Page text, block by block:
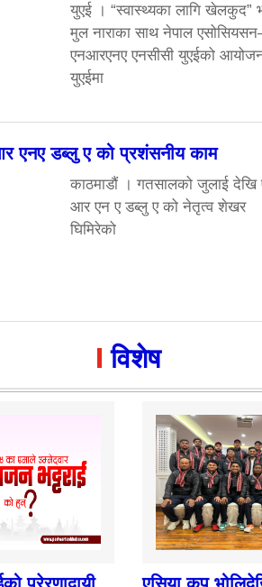
युएई । “स्वास्थ्यका लागि खेलकुद”
मुल नाराका साथ नेपाल
एनआरएनए एनसीसी युएईको
युएईमा
एनए डब्लु ए को प्रशंसनीय काम
काठमाडौं । गतसालको जुलाई देखि
आर एन ए डब्लु ए को नेतृत्व शेखर
घिमिरेको
विशेष